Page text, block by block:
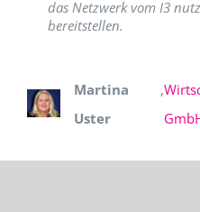
das Netzwerk vom I3
bereitstellen.
Martina
Uster
,